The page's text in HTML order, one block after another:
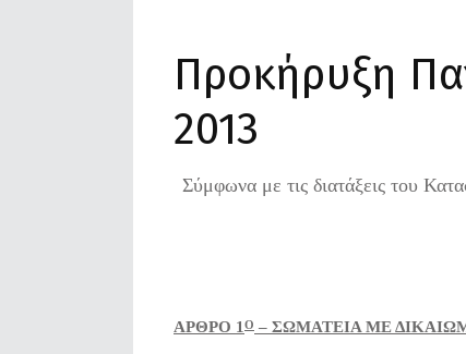
Προκήρυξη
2013
Σύμφωνα με τις διατάξεις του
ΑΡΘΡΟ 1 Ο – ΣΩΜΑΤΕΙΑ ΜΕ